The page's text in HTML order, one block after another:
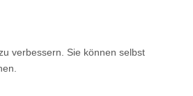
verbessern. Sie können selbst